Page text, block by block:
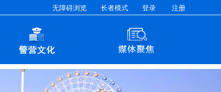
无障碍浏览 长者模式 登录 注册